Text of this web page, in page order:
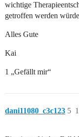
wichtige
getroffen werden
Alles Gute
Kai
1 „Gefällt mir“
dani11080_c3c123 5